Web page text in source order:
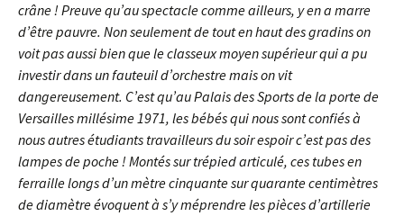
crâne ! Preuve qu’au spectacle comme ailleurs, y en a marre
d’être pauvre. Non seulement de tout en haut des gradins on
voit pas aussi bien que le classeux moyen supérieur qui a pu
investir dans un fauteuil d’orchestre mais on vit
dangereusement. C’est qu’au Palais des Sports de la porte de
Versailles millésime 1971, les bébés qui nous sont confiés à
nous autres étudiants travailleurs du soir espoir c’est pas des
lampes de poche ! Montés sur trépied articulé, ces tubes en
ferraille longs d’un mètre cinquante sur quarante centimètres
de diamètre évoquent à s’y méprendre les pièces d’artillerie